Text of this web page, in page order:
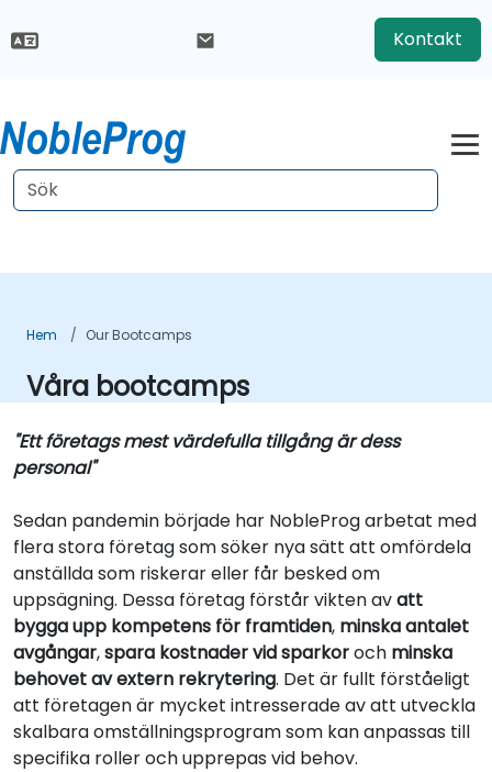
Kontakt
Hem Our Bootcamps
Våra bootcamps
"Ett företags mest värdefulla tillgång är dess
personal"
Sedan pandemin började har NobleProg arbetat med
flera stora företag som söker nya sätt att omfördela
anställda som riskerar eller får besked om
uppsägning. Dessa företag förstår vikten avatt
bygga upp kompetens för framtiden, minska antalet
avgångar,spara kostnader vid sparkoroch minska
behovet av extern rekrytering. Det är fullt förståeligt
att företagen är mycket intresserade av att utveckla
skalbara omställningsprogram som kan anpassas till
specifika roller och upprepas vid behov.